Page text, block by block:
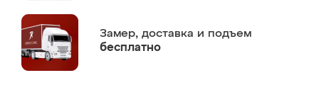
Замер, доставка и подъем
бесплатно